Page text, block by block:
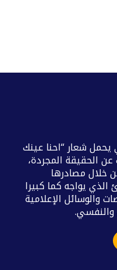
يحمل شعار “احنا عينك
الحقيقة المجردة،
خلال مصادرها
يواجه كما كبيرا
والوسائل الإعلامية
والنفسي.